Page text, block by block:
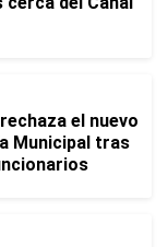
el nuevo
Municipal tras